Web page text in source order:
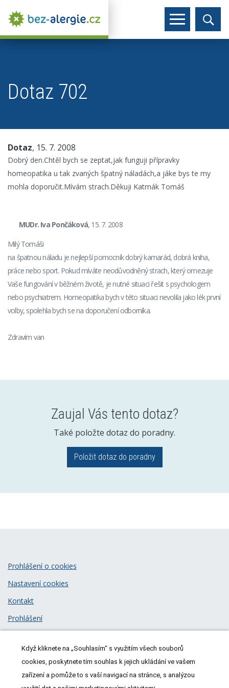
Dotaz 702
Dotaz, 15. 7. 2008
Dobrý den.Chtěl bych se zeptat,jak funguji přípravky
homeopatika u tak zvaných špatný náladách,a jáke bys te my
mohla doporučit.Mívám strach.Děkuji Katrnák Tomáš
MUDr. Iva Pončáková, 15. 7. 2008
Milý Tomáši
na špatnou náladu je nejlepší pomocník dobrý kamarád, dobrá kniha,
práce nebo sport. Pokud míváte neodůvodněný strach, který omezuje
Vaše fungování v běžném životě, je nutné situaci řešit s psychologem
nebo psychiatrem. Homeopatika bych v této situaci nevolila jako lék první
volby, spolehla bych se na doporučení odborníka.
Zdravím van
Zaujal Vás tento dotaz?
Také položte dotaz do poradny.
Položit dotaz do poradny
© 2026MeDitorial| ISSN 1805-3408
Prohlášení o cookies
Nastavení cookies
Kontakt
Prohlášení
Když kliknete na „Souhlasím“ s využitím všech souborů
cookies, poskytnete tím souhlas k jejich ukládání ve vašem
zařízení a pomůže to s vaší navigací na stránce, s analýzou